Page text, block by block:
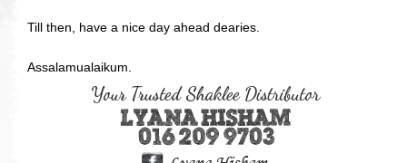
Till then, have a nice day ahead dearies.
Assalamualaikum.